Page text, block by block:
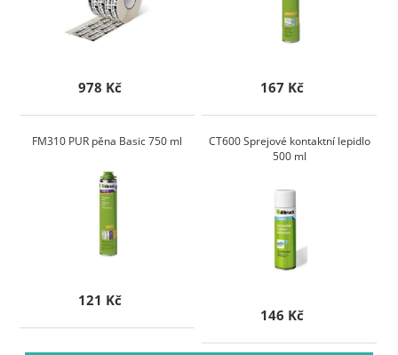
978 Kč 167 Kč
FM310 PUR pěna Basic 750 ml
121 Kč
CT600 Sprejové kontaktní lepidlo
500 ml
146 Kč